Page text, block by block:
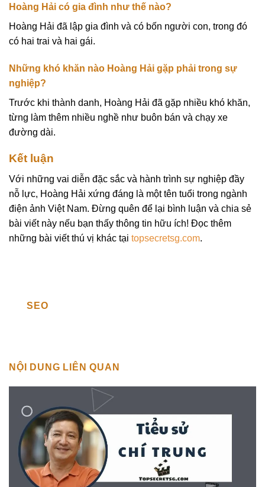
Hoàng Hải có gia đình như thế nào?
Hoàng Hải đã lập gia đình và có bốn người con, trong đó
có hai trai và hai gái.
Những khó khăn nào Hoàng Hải gặp phải trong sự
nghiệp?
Trước khi thành danh, Hoàng Hải đã gặp nhiều khó khăn,
từng làm thêm nhiều nghề như buôn bán và chạy xe
đường dài.
Kết luận
Với những vai diễn đặc sắc và hành trình sự nghiệp đầy
nỗ lực, Hoàng Hải xứng đáng là một tên tuổi trong ngành
điện ảnh Việt Nam. Đừng quên để lại bình luận và chia sẻ
bài viết này nếu bạn thấy thông tin hữu ích! Đọc thêm
những bài viết thú vị khác tại topsecretsg.com.
SEO
NỘI DUNG LIÊN QUAN